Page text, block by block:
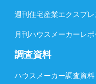
週刊住宅産業エクスプレ
月刊ハウスメーカーレポ
調査資料
ハウスメーカー調査資料